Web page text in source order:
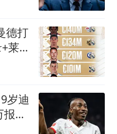
德打
莱
岁迪
价